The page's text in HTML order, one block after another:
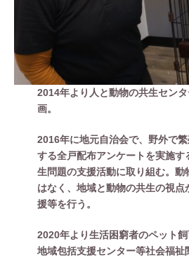
2014年より人と動物の共生セン
画。
2016年に地元自治会で、野外で
する全戸配布アンケートを実施す
生問題の支援活動に取り組む。動
はなく、地域と動物の共生の視点
援等を行う。
2020年より生活困窮者のペット飼
地域包括支援センター等社会福祉